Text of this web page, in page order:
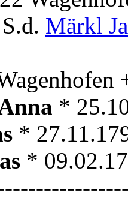
S.d. Märkl
*
*
*